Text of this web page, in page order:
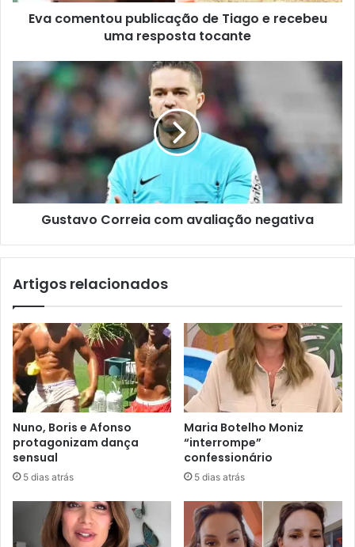
Eva comentou publicação de Tiago e recebeu
uma resposta tocante
Gustavo Correia com avaliação negativa
Artigos relacionados
Nuno, Boris e Afonso
protagonizam dança
sensual
5 dias atrás
Maria Botelho Moniz
“interrompe”
confessionário
5 dias atrás